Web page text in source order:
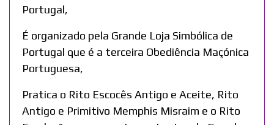
Portugal,
É organizado pela Grande Loja Simbólica de
Portugal que é a terceira Obediência Maçónica
Portuguesa,
Pratica o Rito Escocês Antigo e Aceite, Rito
Antigo e Primitivo Memphis Misraim e o Rito